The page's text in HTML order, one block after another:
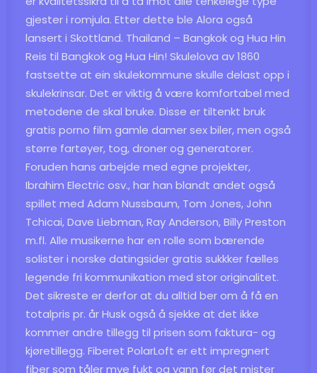
gjester i romjula. Etter dette ble Alora også
lansert i Skottland. Thailand – Bangkok og Hua Hin
Reis til Bangkok og Hua Hin! Skulelova av 1860
fastsette at ein skulekommune skulle delast opp i
skulekrinsar. Det er viktig å være komfortabel med
metodene de skal bruke. Disse er tiltenkt bruk
gratis porno film gamle damer sex biler, men også
større fartøyer, tog, droner og generatorer.
Foruden hans arbejde med egne projekter,
Ibrahim Electric osv., har han blandt andet også
spillet med Adam Nussbaum, Tom Jones, John
Tchicai, Dave Liebman, Ray Anderson, Billy Preston
m.fl. Alle musikerne har en rolle som bærende
solister i norske datingsider gratis sukkker fælles
legende fri kommunikation med stor originalitet.
Det sikreste er derfor at du alltid ber om å få en
totalpris pr. år Husk også å sjekke at det ikke
kommer andre tillegg til prisen som faktura- og
kjøretillegg. Fiberet PolarLoft er ett impregnert
fiber som tåler mye fukt og vann før det mister